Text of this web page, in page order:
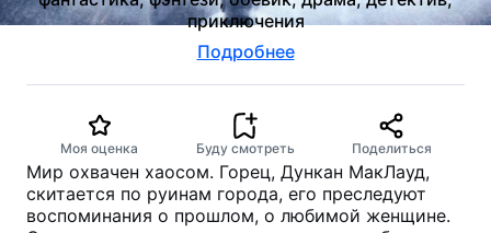
приключения
Подробнее
Моя оценка Буду смотреть Поделиться
Мир охвачен хаосом. Горец, Дункан МакЛауд,
скитается по руинам города, его преследуют
воспоминания о прошлом, о любимой женщине.